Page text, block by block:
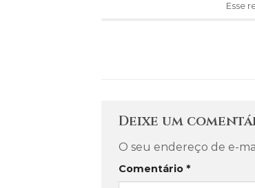
Esse
Deixe um
O seu endereço de e-
Comentário *